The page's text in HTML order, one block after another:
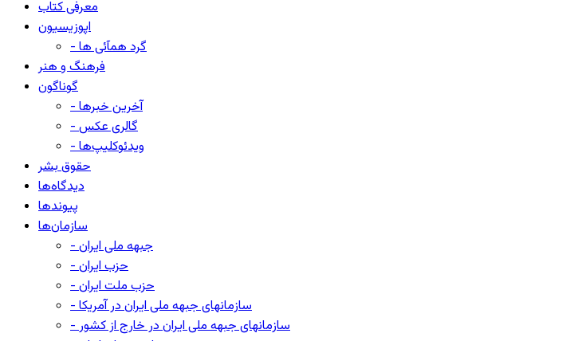
معرفی کتاب
اپوزیسیون
- گرد همآئی ها
فرهنگ و هنر
گوناگون
- آخرین خبرها
- گالری عکس
- ویدئوکلیپ‌ها
حقوق بشر
دیدگاه‌ها
پیوندها
سازمان‌ها
- جبهه ملی ایران
- حزب ایران
- حزب ملت ایران
- سازمانهای جبهه ملی ایران در آمریکا
- سازمانهای جبهه ملی ایران در خارج از کشور